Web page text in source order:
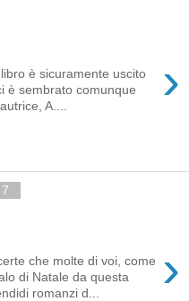
›
è sicuramente uscito
è sembrato comunque
A....
›
che molte di voi, come
di Natale da questa
romanzi d...